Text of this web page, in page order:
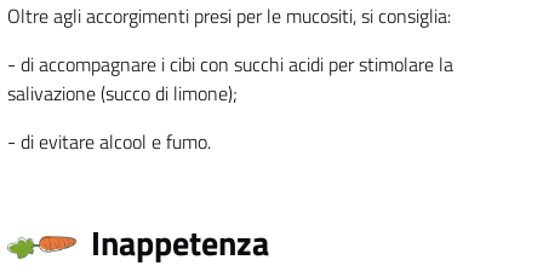
Oltre agli accorgimenti presi per le mucositi, si consiglia:
- di accompagnare i cibi con succhi acidi per stimolare la
salivazione (succo di limone);
- di evitare alcool e fumo.
Inappetenza